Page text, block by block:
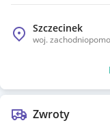
Szczecinek
woj.
Zwroty